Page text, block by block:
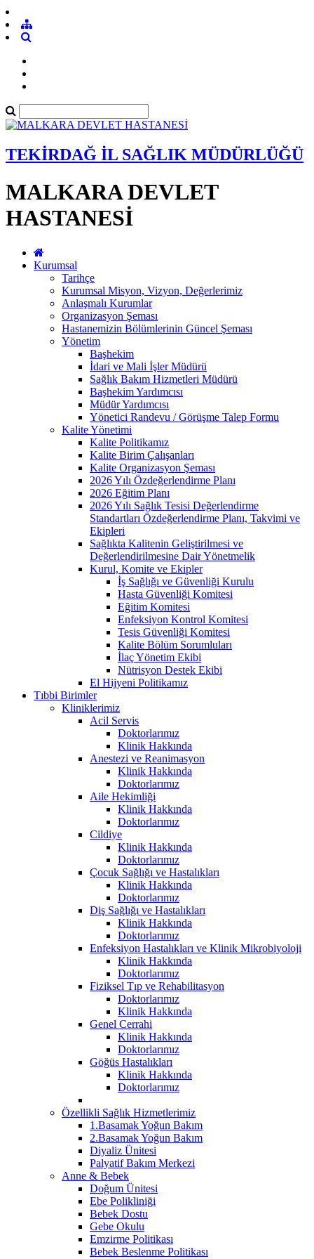
TEKİRDAĞ İL SAĞLIK MÜDÜRLÜĞÜ
MALKARA DEVLET
HASTANESİ
Kurumsal
Tarihçe
Kurumsal Misyon, Vizyon, Değerlerimiz
Anlaşmalı Kurumlar
Organizasyon Şeması
Hastanemizin Bölümlerinin Güncel Şeması
Yönetim
Başhekim
İdari ve Mali İşler Müdürü
Sağlık Bakım Hizmetleri Müdürü
Başhekim Yardımcısı
Müdür Yardımcısı
Yönetici Randevu / Görüşme Talep Formu
Kalite Yönetimi
Kalite Politikamız
Kalite Birim Çalışanları
Kalite Organizasyon Şeması
2026 Yılı Özdeğerlendirme Planı
2026 Eğitim Planı
2026 Yılı Sağlık Tesisi Değerlendirme
Standartları Özdeğerlendirme Planı, Takvimi ve
Ekipleri
Sağlıkta Kalitenin Geliştirilmesi ve
Değerlendirilmesine Dair Yönetmelik
Kurul, Komite ve Ekipler
İş Sağlığı ve Güvenliği Kurulu
Hasta Güvenliği Komitesi
Eğitim Komitesi
Enfeksiyon Kontrol Komitesi
Tesis Güvenliği Komitesi
Kalite Bölüm Sorumluları
İlaç Yönetim Ekibi
Nütrisyon Destek Ekibi
El Hijyeni Politikamız
Tıbbi Birimler
Kliniklerimiz
Acil Servis
Doktorlarımız
Klinik Hakkında
Anestezi ve Reanimasyon
Klinik Hakkında
Doktorlarımız
Aile Hekimliği
Klinik Hakkında
Doktorlarımız
Cildiye
Klinik Hakkında
Doktorlarımız
Çocuk Sağlığı ve Hastalıkları
Klinik Hakkında
Doktorlarımız
Diş Sağlığı ve Hastalıkları
Klinik Hakkında
Doktorlarımız
Enfeksiyon Hastalıkları ve Klinik Mikrobiyoloji
Klinik Hakkında
Doktorlarımız
Fiziksel Tıp ve Rehabilitasyon
Doktorlarımız
Klinik Hakkında
Genel Cerrahi
Klinik Hakkında
Doktorlarımız
Göğüs Hastalıkları
Klinik Hakkında
Doktorlarımız
Özellikli Sağlık Hizmetlerimiz
1.Basamak Yoğun Bakım
2.Basamak Yoğun Bakım
Diyaliz Ünitesi
Palyatif Bakım Merkezi
Anne & Bebek
Doğum Ünitesi
Ebe Polikliniği
Bebek Dostu
Gebe Okulu
Emzirme Politikası
Bebek Beslenme Politikası